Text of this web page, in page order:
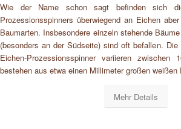
Wie der Name schon sagt befinden sich
Prozessionsspinners überwiegend an Eichen
Baumarten. Insbesondere einzeln stehende
(besonders an der Südseite) sind oft befallen.
Eichen-Prozessionsspinner variieren
bestehen aus etwa einen Millimeter großen weißen
Mehr Details